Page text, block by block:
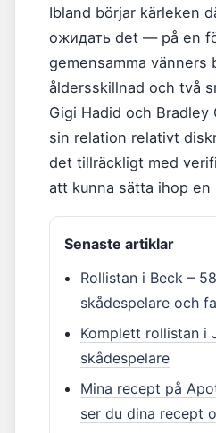
Ibland börjar kärleken
ожидать det — på en
gemensamma vänners
åldersskillnad och två
Gigi Hadid och Bradley
sin relation relativt
det tillräckligt med
att kunna sätta ihop
Senaste artiklar
Rollistan i Beck –
skådespelare och
Komplett rollistan i
skådespelare
Mina recept på
ser du dina recept